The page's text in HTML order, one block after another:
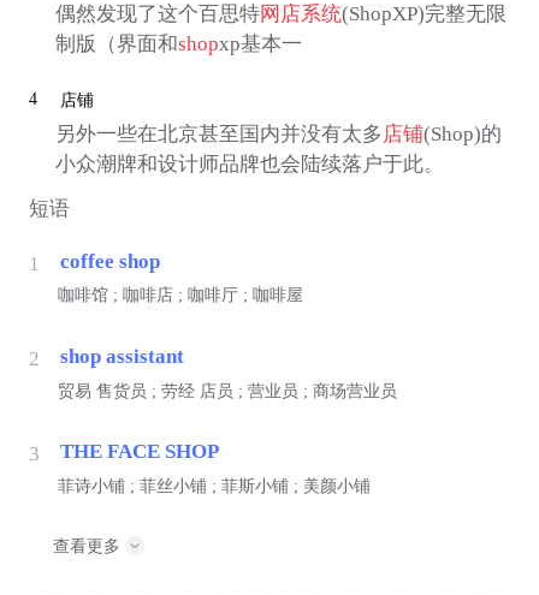
偶然发现了这个百思特网店系统(ShopXP)完整无限
制版（界面和shopxp基本一
4 店铺
另外一些在北京甚至国内并没有太多 店铺(Shop)的
小众潮牌和设计师品牌也会陆续落户于此。
短语
1 coffee shop
咖啡馆 ; 咖啡店 ; 咖啡厅 ; 咖啡屋
2 shop assistant
贸易 售货员 ; 劳经 店员 ; 营业员 ; 商场营业员
3 THE FACE SHOP
菲诗小铺 ; 菲丝小铺 ; 菲斯小铺 ; 美颜小铺
查看更多